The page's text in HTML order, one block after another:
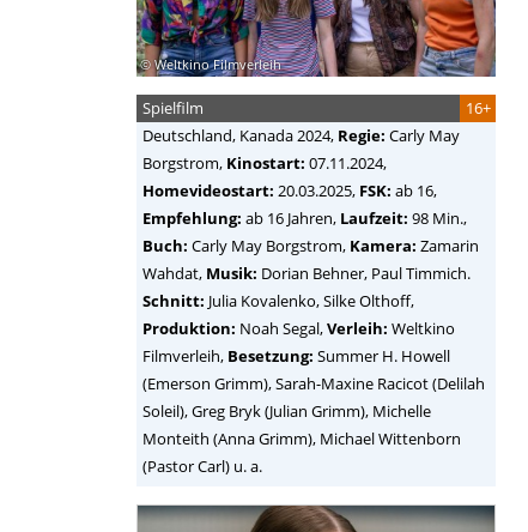
© Weltkino Filmverleih
16+
Spielfilm
Deutschland, Kanada2024, Regie: Carly May
Borgstrom, Kinostart: 07.11.2024,
Homevideostart: 20.03.2025, FSK: ab 16,
Empfehlung: ab 16 Jahren, Laufzeit: 98 Min.,
Buch: Carly May Borgstrom, Kamera: Zamarin
Wahdat, Musik: Dorian Behner, Paul Timmich.
Schnitt: Julia Kovalenko, Silke Olthoff,
Produktion: Noah Segal,Verleih: Weltkino
Filmverleih, Besetzung: Summer H. Howell
(Emerson Grimm), Sarah-Maxine Racicot (Delilah
Soleil), Greg Bryk (Julian Grimm), Michelle
Monteith (Anna Grimm), Michael Wittenborn
(Pastor Carl) u. a.